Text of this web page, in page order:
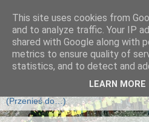
Klub
Klub Biegających Leśników jest
na zasadzie Stowarzyszenia.
This site uses cookies from
and to analyze traffic. Your IP
shared with Google along with
metrics to ensure quality of
statistics, and to detect and
LEARN MORE